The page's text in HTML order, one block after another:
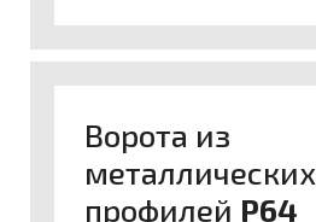
Ворота из
металлических
профилей P64